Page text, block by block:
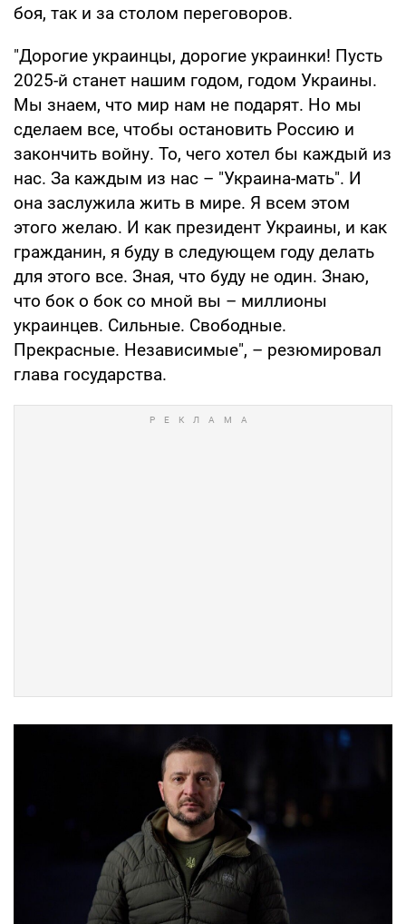
боя, так и за столом переговоров.
"Дорогие украинцы, дорогие украинки! Пусть
2025-й станет нашим годом, годом Украины.
Мы знаем, что мир нам не подарят. Но мы
сделаем все, чтобы остановить Россию и
закончить войну. То, чего хотел бы каждый из
нас. За каждым из нас – "Украина-мать". И
она заслужила жить в мире. Я всем этом
этого желаю. И как президент Украины, и как
гражданин, я буду в следующем году делать
для этого все. Зная, что буду не один. Знаю,
что бок о бок со мной вы – миллионы
украинцев. Сильные. Свободные.
Прекрасные. Независимые", – резюмировал
глава государства.